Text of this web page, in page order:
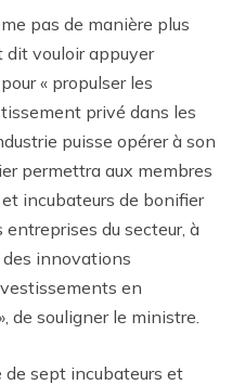
pas de manière plus
dit vouloir appuyer
« propulser les
privé dans les
puisse opérer à son
permettra aux membres
et incubateurs de bonifier
entreprises du secteur, à
innovations
en
de souligner le ministre.
de sept incubateurs et